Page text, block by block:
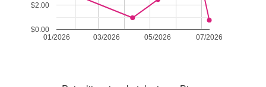
01/2026 03/2026 05/2026 07/2026
$0.00
$2.00